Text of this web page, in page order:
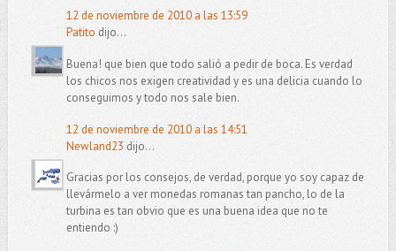
12 de noviembre de 2010 a las 13:59
Patito dijo...
Buena! que bien que todo salió a pedir de boca. Es verdad
los chicos nos exigen creatividad y es una delicia cuando lo
conseguimos y todo nos sale bien.
12 de noviembre de 2010 a las 14:51
Newland23 dijo...
Gracias por los consejos, de verdad, porque yo soy capaz de
llevármelo a ver monedas romanas tan pancho, lo de la
turbina es tan obvio que es una buena idea que no te
entiendo :)